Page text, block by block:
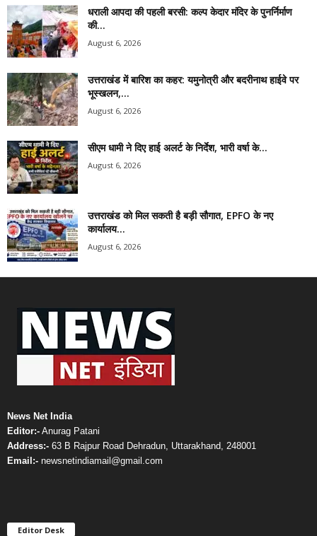
धराली आपदा की पहली बरसी: कल्प केदार मंदिर के पुनर्निर्माण
की...
August 6, 2026
उत्तराखंड में बारिश का कहर: यमुनोत्री और बदरीनाथ हाईवे पर
भूस्खलन,...
August 6, 2026
सीएम धामी ने दिए हाई अलर्ट के निर्देश, भारी वर्षा के...
August 6, 2026
उत्तराखंड को मिल सकती है बड़ी सौगात, EPFO के नए
कार्यालय...
August 6, 2026
News Net India
Editor:- Anurag Patani
Address:- 63 B Rajpur Road Dehradun, Uttarakhand, 248001
Email:- newsnetindiamail@gmail.com
Editor Desk